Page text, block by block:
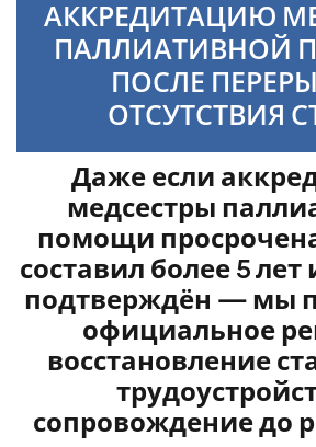
АККРЕДИТАЦИЮ
ПАЛЛИАТИВНОЙ
ПОСЛЕ
ОТСУТСТВИЯ
Даже если
медсестры
помощи
составил более 5
подтверждён — мы
официальное
восстановление
сопровождение до